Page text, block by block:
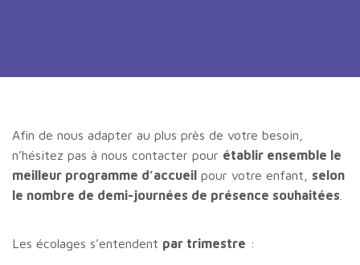
Afin de nous adapter au plus près de votre besoin,
n’hésitez pas à nous contacter pour établir ensemble le
meilleur programme d’accueil pour votre enfant, selon
le nombre de demi-journées de présence souhaitées
Les écolages s’entendent par trimestre :